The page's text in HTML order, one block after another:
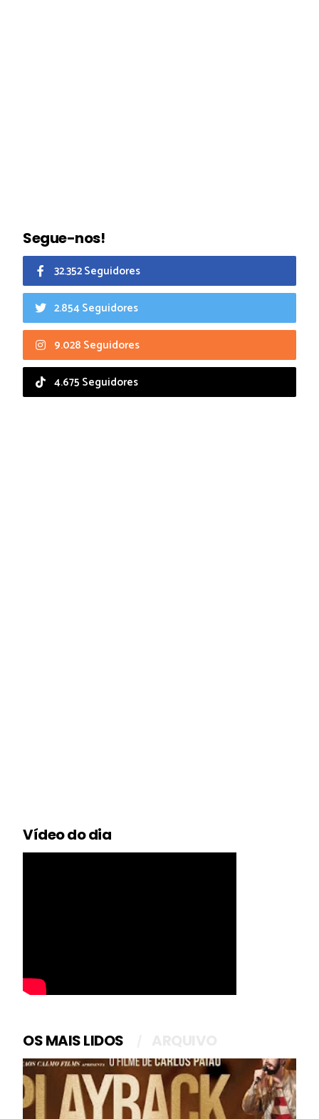
Segue-nos!
32.352 Seguidores
2.854 Seguidores
9.028 Seguidores
4.675 Seguidores
Vídeo do dia
OS MAIS LIDOS